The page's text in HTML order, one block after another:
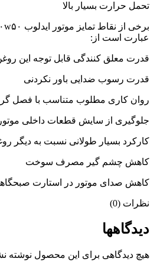
تحمل حرارت بسیار بالا
عبارت است از:
قدرت معلق کنندگی قابل توجه این
قدرت رسوب ضدایی باور نکردنی
روان کاری مطلوب متناسب با فصل
جلوگیری از سایش قطعات داخلی موتور
کارکرد بسیار طولانی نسبت به دیگر
کاهش چشم گیر مصرف سوخت
کاهش صدای موتور در استارت
نظرات (0)
دیدگاهها
هیچ دیدگاهی برای این محصول نوشته